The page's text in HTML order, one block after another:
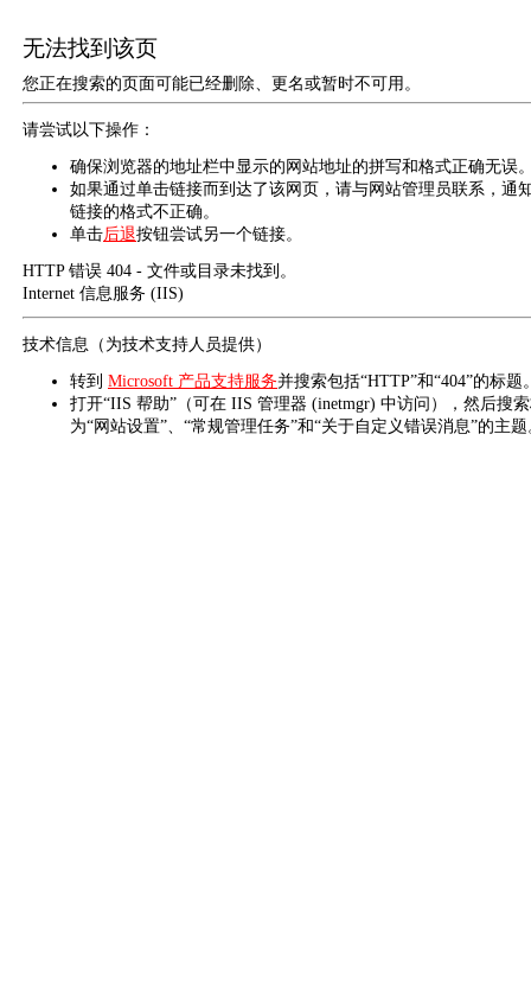
无法找到该页
您正在搜索的页面可能已经删除、更名或暂时不可用。
请尝试以下操作：
确保浏览器的地址栏中显示的网站地址的拼写和格式正确无误
如果通过单击链接而到达了该网页，请与网站管理员联系，通
链接的格式不正确。
单击后退按钮尝试另一个链接。
HTTP 错误 404 - 文件或目录未找到。
Internet 信息服务 (IIS)
技术信息（为技术支持人员提供）
转到 Microsoft 产品支持服务并搜索包括“HTTP”和“404”的标题
打开“IIS 帮助”（可在 IIS 管理器 (inetmgr) 中访问），然后搜
为“网站设置”、“常规管理任务”和“关于自定义错误消息”的主题